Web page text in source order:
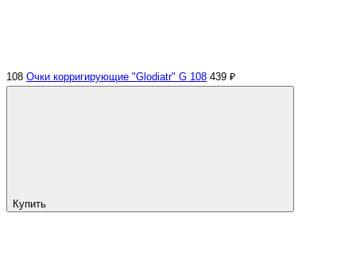
108 Очки корригирующие "Glodiatr" G 108 439 ₽
Купить